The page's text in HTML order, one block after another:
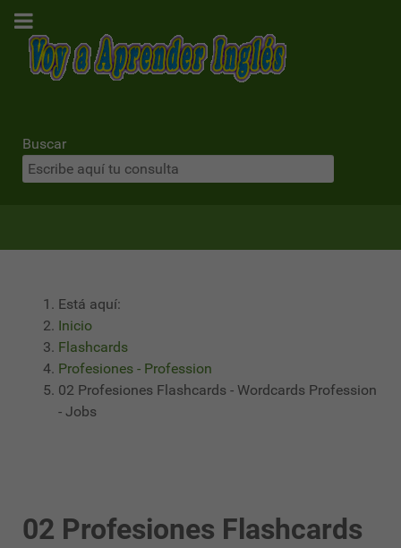
Buscar
Está aquí:
Inicio
Flashcards
Profesiones - Profession
02 Profesiones Flashcards - Wordcards Profession
- Jobs
02 Profesiones Flashcards